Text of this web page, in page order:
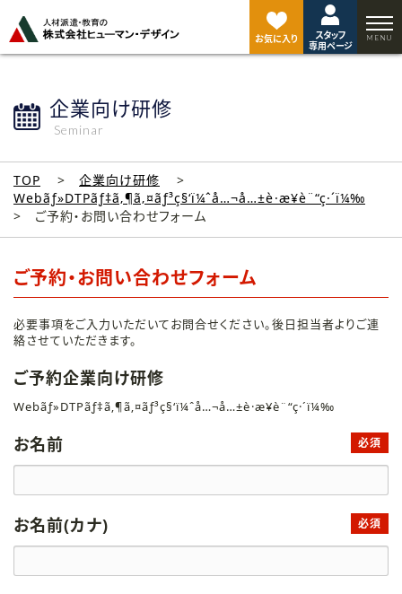
お気に入り
スタッフ
専用ページ
企業向け研修
Seminar
TOP
企業向け研修
Webãƒ»DTPãƒ‡ã‚¶ã‚¤ãƒ³ç§‘ï¼ˆå…¬å…±è·æ¥­è¨“ç·´ï¼‰
ご予約・お問い合わせフォーム
ご予約・お問い合わせフォーム
必要事項をご入力いただいてお問合せください。後日担当者よりご連
絡させていただきます。
ご予約企業向け研修
Webãƒ»DTPãƒ‡ã‚¶ã‚¤ãƒ³ç§‘ï¼ˆå…¬å…±è·æ¥­è¨“ç·´ï¼‰
お名前 必須
お名前(カナ) 必須
ジ
ト